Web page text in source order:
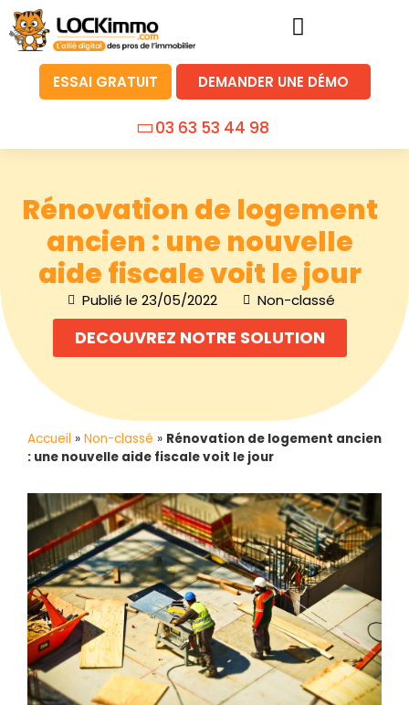
ESSAI GRATUIT DEMANDER UNE DÉMO
03 63 53 44 98
Rénovation de logement
ancien : une nouvelle
aide fiscale voit le jour
Publié le 23/05/2022 Non-classé
DECOUVREZ NOTRE SOLUTION
Accueil » Non-classé » Rénovation de logement ancien
: une nouvelle aide fiscale voit le jour